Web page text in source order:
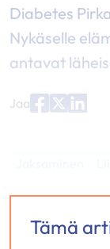
Diabetes
Nykäselle
antavat
Jaa
Tämä